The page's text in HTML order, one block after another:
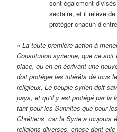
sont également
sectaire, et il relève
protéger chacun
« La toute première action à
Constitution syrienne, que ce soit
place, ou en en écrivant une
doit protéger les intérêts de tous
religieux. Le peuple syrien doit
pays, et qu’il y est protégé par la
tant pour les Sunnites que pour
Chrétiens, car la Syrie a toujours
religions diverses, chose dont